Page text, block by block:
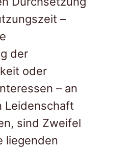
–
der
oder
– an
Leidenschaft
sind Zweifel
liegenden